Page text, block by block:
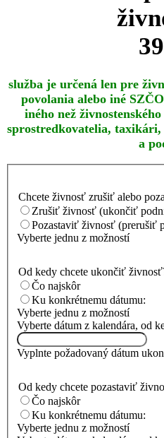
služba je určená len pre
povolania alebo iné
iného než
sprostredkovatelia,
a
Chcete živnosť zrušiť alebo
Zrušiť živnosť (ukončiť
Pozastaviť živnosť (prerušiť
Vyberte jednu z možností
Od kedy chcete ukončiť
Čo najskôr
Ku konkrétnemu dátumu:
Vyberte jednu z možností
Vyberte dátum z kalendára, od
Vyplnte požadovaný dátum
Od kedy chcete pozastaviť
Čo najskôr
Ku konkrétnemu dátumu:
Vyberte jednu z možností